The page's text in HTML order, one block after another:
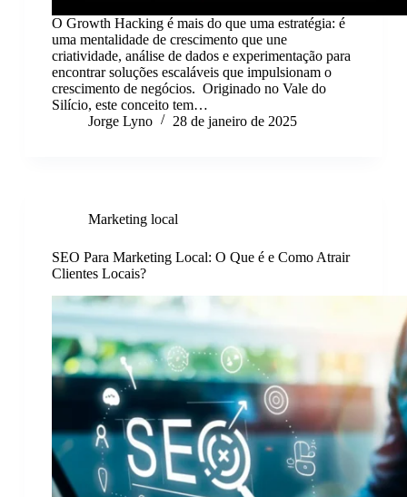
O Growth Hacking é mais do que uma estratégia: é
uma mentalidade de crescimento que une
criatividade, análise de dados e experimentação para
encontrar soluções escaláveis que impulsionam o
crescimento de negócios. Originado no Vale do
Silício, este conceito tem…
Jorge Lyno
28 de janeiro de 2025
Marketing local
SEO Para Marketing Local: O Que é e Como Atrair
Clientes Locais?